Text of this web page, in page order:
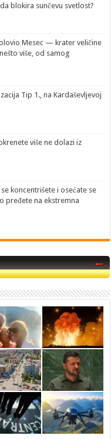
blokira sunčevu svetlost?
Mesec — krater veličine
više, od samog
Tip 1., na Kardaševljevoj
više ne dolazi iz
koncentrišete i osećate se
pređete na ekstremna